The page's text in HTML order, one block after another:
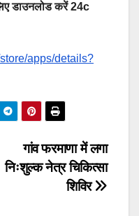
डाउनलोड करें 24c
apps/details?
गांव फरमाणा में लगा
निःशुल्क नेत्र चिकित्सा
शिविर